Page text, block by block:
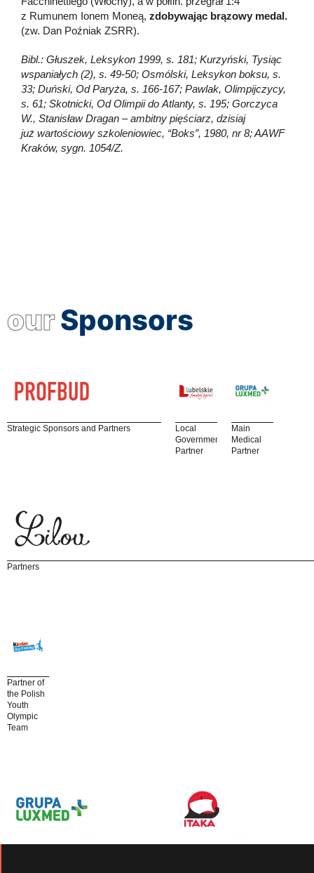
z Rumunem Ionem Moneą, zdobywając brązowy medal.
(zw. Dan Poźniak ZSRR).
Bibl.: Głuszek, Leksykon 1999, s. 181; Kurzyński, Tysiąc
wspaniałych (2), s. 49-50; Osmólski, Leksykon boksu, s.
33; Duński, Od Paryża, s. 166-167; Pawlak, Olimpijczycy,
s. 61; Skotnicki, Od Olimpii do Atlanty, s. 195; Gorczyca
W., Stanisław Dragan – ambitny pięściarz, dzisiaj
już wartościowy szkoleniowiec, “Boks”, 1980, nr 8; AAWF
Kraków, sygn. 1054/Z.
ourSponsors
Strategic Sponsors and Partners
Local
Government
Partner
Main
Medical
Partner
Partners
Partner of
the Polish
Youth
Olympic
Team